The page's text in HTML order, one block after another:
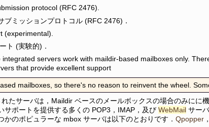
protocol (RFC 2476).
ブミッションプロトコル (RFC 2476)．
(experimental).
ト (実験的)．
servers work with maildir-based mailboxes only.
that provide excellent support
mailboxes, so there's no reason to reinvent the wheel.
たサーバは，Maildir ベースのメールボックスの場合のみにに
サポートを提供する多くの POP3，IMAP，及び WebMail サー
かのポピュラーな mbox サーバは以下のとおりです． Qpopper ，